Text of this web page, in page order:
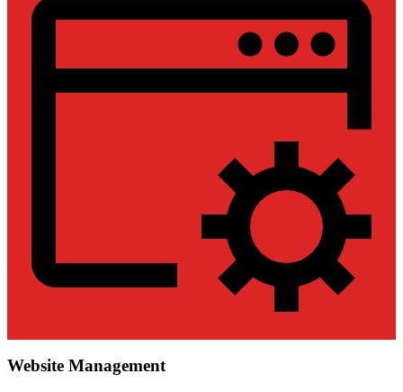
Website Management